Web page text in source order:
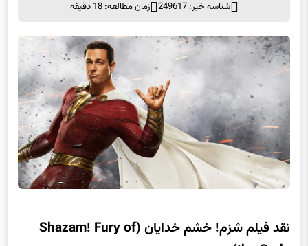
شناسه خبر: 249617
زمان مطالعه: 18 دقیقه
نقد فیلم شزم! خشم خدایان (Shazam! Fury of